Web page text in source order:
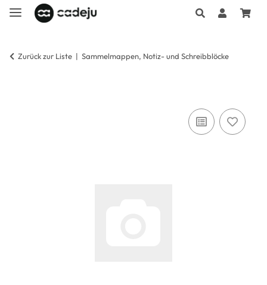
Zurück zur Liste Sammelmappen, Notiz- und Schreibblöcke